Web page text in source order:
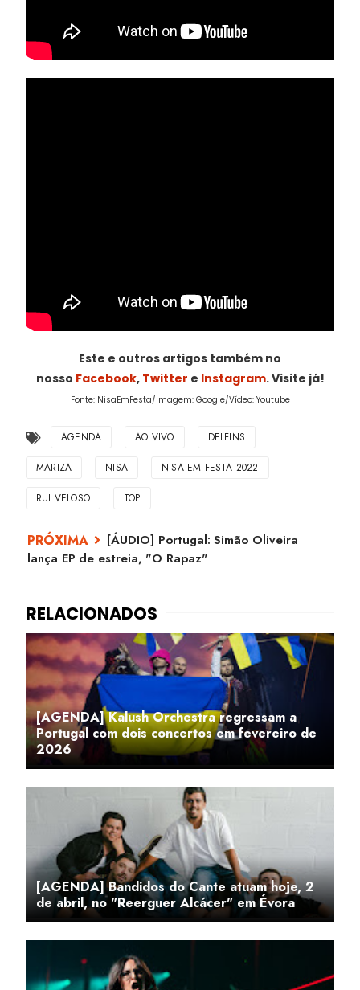
Este e outros artigos também no
nosso Facebook, Twitter e Instagram. Visite já!
Fonte: NisaEmFesta/Imagem: Google/Vídeo: Youtube
AGENDA AO VIVO DELFINS
MARIZA NISA NISA EM FESTA 2022
RUI VELOSO TOP
[ÁUDIO] Portugal: Simão Oliveira
lança EP de estreia, "O Rapaz"
[AGENDA] Kalush Orchestra regressam a
Portugal com dois concertos em fevereiro de
2026
[AGENDA] Bandidos do Cante atuam hoje, 2
de abril, no "Reerguer Alcácer" em Évora